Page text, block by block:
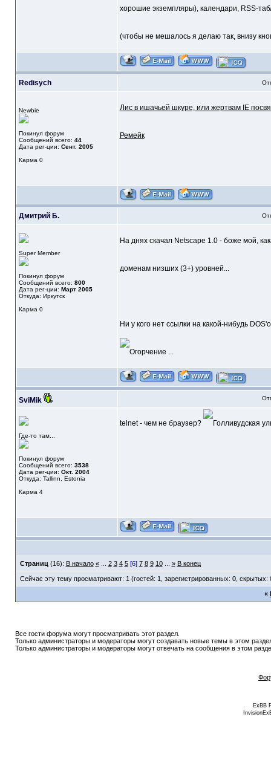
хорошие экземпляры), календари, RSS-
(чтобы не мешалось я делаю так, внизу
Redisych
Newbie
Покинул форум
Сообщений всего: 44
Дата рег-ции: Сент. 2005
Карма 0
Лис в ишачьей шкуре, или жертвам IE
Ремейк
Дмитрий Б.
Super Member
Покинул форум
Сообщений всего: 800
Дата рег-ции: Март 2005
Откуда: Иркутск
Карма 0
На днях скачал Netscape 1.0 - боже мой,
доменам низших (3+) уровней...
Ни у кого нет ссылки на какой-нибудь
...
SviMik
Где-то там...
Покинул форум
Сообщений всего: 3538
Дата рег-ции: Окт. 2004
Откуда: Tallinn, Estonia
Карма 4
telnet - чем не браузер?
Страниц (16): В начало «... 2 3 4 5 [6] 7 8 9 10... » В конец
Сейчас эту тему просматривают: 1 (гостей: 1, зарегистрированных: 0, скрытых:
«
Все гости форума могут просматривать этот раздел.
Только администраторы и модераторы могут создавать новые темы в этом
Только администраторы и модераторы могут отвечать на сообщения в этом
ExBB